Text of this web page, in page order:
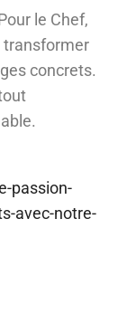
le Chef,
transformer
concrets.
passion-
avec-notre-